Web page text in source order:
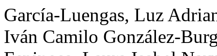
García-Luengas, Luz
Iván Camilo González-